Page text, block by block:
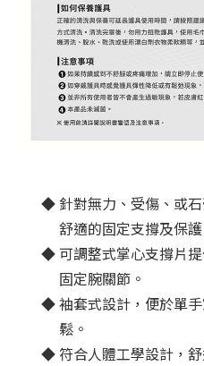
針對無力、受傷、或
舒適的固定支撐及保護
可調整式掌心支撐片
固定腕關節。
袖套式設計，便於單
鬆。
符合人體工學設計，